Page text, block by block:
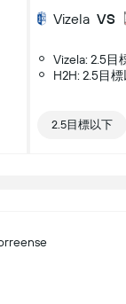
Vizela VS
Vizela: 2.5目
H2H: 2.5目
2.5目標以下